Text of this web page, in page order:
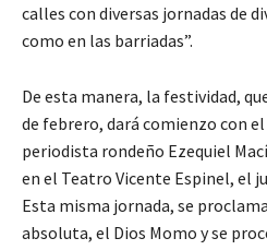
calles con diversas jornadas de
como en las barriadas”.
De esta manera, la festividad,
de febrero, dará comienzo con
periodista rondeño Ezequiel
en el Teatro Vicente Espinel, el
Esta misma jornada, se
absoluta, el Dios Momo y se